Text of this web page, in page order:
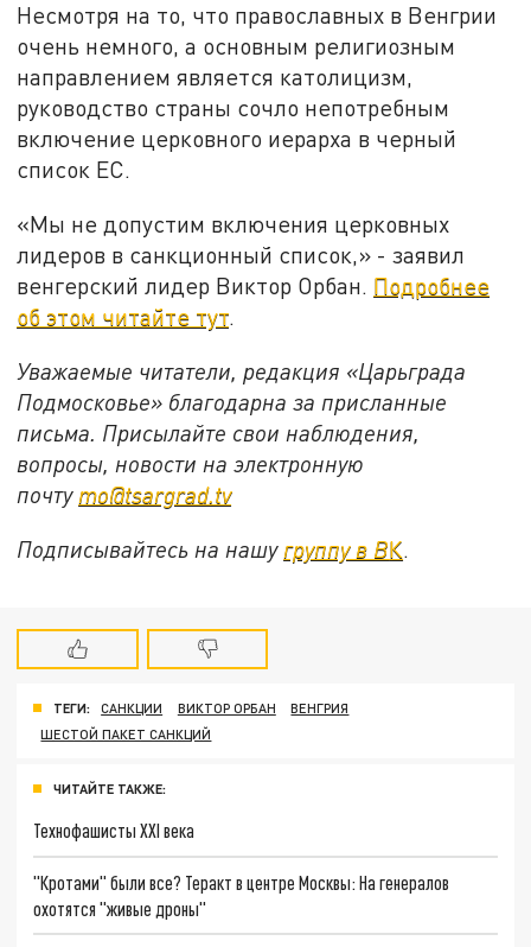
Несмотря на то, что православных в Венгрии
очень немного, а основным религиозным
направлением является католицизм,
руководство страны сочло непотребным
включение церковного иерарха в черный
список ЕС.
«Мы не допустим включения церковных
лидеров в санкционный список,» - заявил
венгерский лидер Виктор Орбан. Подробнее
об этом читайте тут.
Уважаемые читатели, редакция «Царьграда
Подмосковье» благодарна за присланные
письма. Присылайте свои наблюдения,
вопросы, новости на электронную
почту mo@tsargrad.tv
Подписывайтесь на нашу группу в ВК
ТЕГИ: САНКЦИИ ВИКТОР ОРБАН
ВЕНГРИЯ
ШЕСТОЙ ПАКЕТ САНКЦИЙ
ЧИТАЙТЕ ТАКЖЕ:
Технофашисты XXI века
"Кротами" были все? Теракт в центре Москвы: На генералов
охотятся "живые дроны"